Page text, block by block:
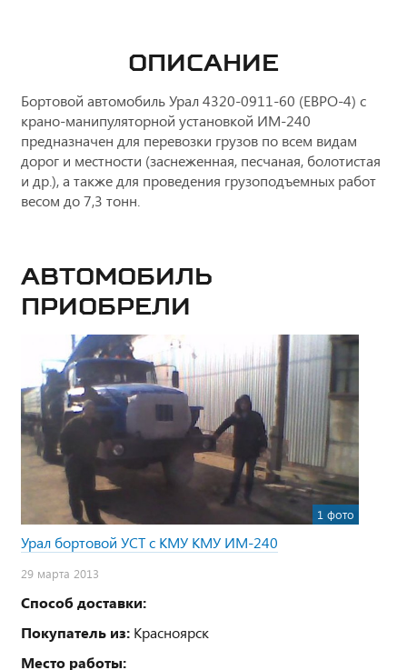
ОПИСАНИЕ
Бортовой автомобиль Урал 4320-0911-60 (ЕВРО-4) с
крано-манипуляторной установкой ИМ-240
предназначен для перевозки грузов по всем видам
дорог и местности (заснеженная, песчаная, болотистая
и др.), а также для проведения грузоподъемных работ
весом до 7,3 тонн.
Автомобиль
приобрели
1 фото
Урал бортовой УСТ с КМУ КМУ ИМ-240
29 марта 2013
Способ доставки:
Покупатель из: Красноярск
Место работы: